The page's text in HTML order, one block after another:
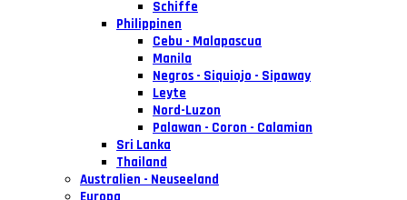
Schiffe
Philippinen
Cebu - Malapascua
Manila
Negros - Siquiojo - Sipaway
Leyte
Nord-Luzon
Palawan - Coron - Calamian
Sri Lanka
Thailand
Australien - Neuseeland